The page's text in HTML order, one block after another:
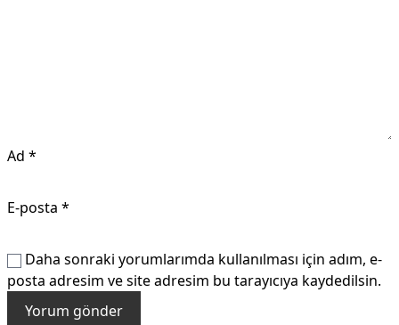
Ad *
E-posta *
Daha sonraki yorumlarımda kullanılması için adım, e-
posta adresim ve site adresim bu tarayıcıya kaydedilsin.